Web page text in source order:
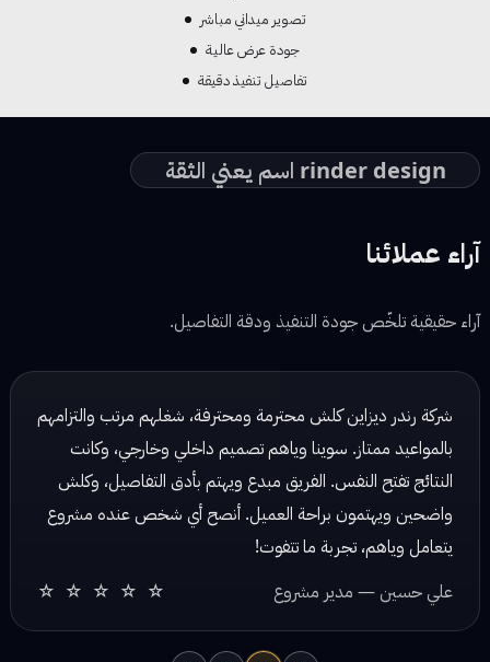
تصوير ميداني مباشر
جودة عرض عالية
تفاصيل تنفيذ دقيقة
rinder design اسم يعني الثقة
آراء عملائنا
آراء حقيقية تلخّص جودة التنفيذ ودقة التفاصيل.
شركة رندر ديزاين شغلهم مرتب وكلش احترافي، يهتمون بالتفاصيل
ويسلمون الشغل بالوقت المحدد. تعاملهم راقي والنتائج دائماً
ممتازة!
نور محمد — مصممة ديكور
☆ ☆ ☆ ☆ ☆
⚙